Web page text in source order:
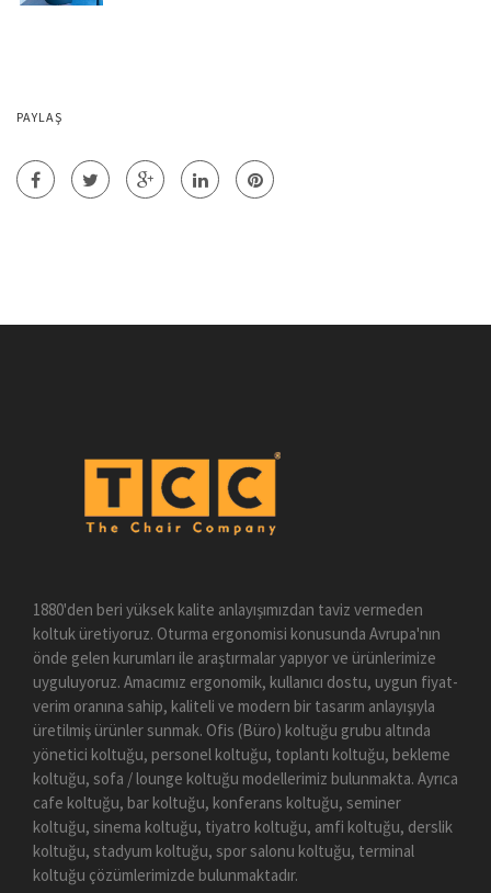
PAYLAŞ
1880'den beri yüksek kalite anlayışımızdan taviz vermeden
koltuk üretiyoruz. Oturma ergonomisi konusunda Avrupa'nın
önde gelen kurumları ile araştırmalar yapıyor ve ürünlerimize
uyguluyoruz. Amacımız ergonomik, kullanıcı dostu, uygun fiyat-
verim oranına sahip, kaliteli ve modern bir tasarım anlayışıyla
üretilmiş ürünler sunmak. Ofis (Büro) koltuğu grubu altında
yönetici koltuğu, personel koltuğu, toplantı koltuğu, bekleme
koltuğu, sofa / lounge koltuğu modellerimiz bulunmakta. Ayrıca
cafe koltuğu, bar koltuğu, konferans koltuğu, seminer
koltuğu, sinema koltuğu, tiyatro koltuğu, amfi koltuğu, derslik
koltuğu, stadyum koltuğu, spor salonu koltuğu, terminal
koltuğu çözümlerimizde bulunmaktadır.